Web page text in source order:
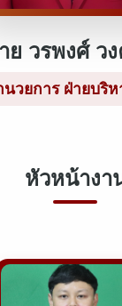
ย วรพงศ์ ว
นวยการ ฝ่ายบริ
หัวหน้างา